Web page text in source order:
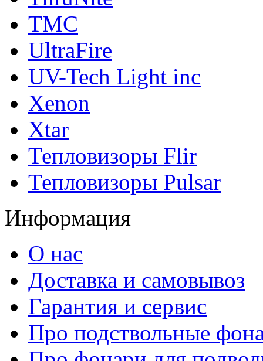
TMC
UltraFire
UV-Tech Light inc
Xenon
Xtar
Тепловизоры Flir
Тепловизоры Pulsar
Информация
О нас
Доставка и самовывоз
Гарантия и сервис
Про подствольные